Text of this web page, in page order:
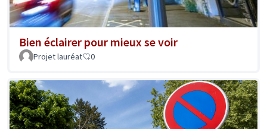
Bien éclairer pour mieux se voir
Projet lauréat 0